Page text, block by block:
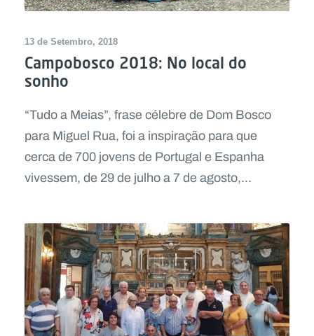
13 de Setembro, 2018
Campobosco 2018: No local do
sonho
“Tudo a Meias”, frase célebre de Dom Bosco
para Miguel Rua, foi a inspiração para que
cerca de 700 jovens de Portugal e Espanha
vivessem, de 29 de julho a 7 de agosto,...